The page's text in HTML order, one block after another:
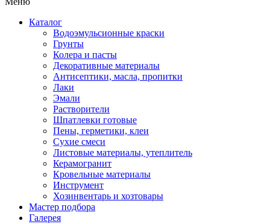
Каталог
Водоэмульсионные краски
Грунты
Колера и пасты
Декоративные материалы
Антисептики, масла, пропитки
Лаки
Эмали
Растворители
Шпатлевки готовые
Пены, герметики, клеи
Сухие смеси
Листовые материалы, утеплитель
Керамогранит
Кровельные материалы
Инструмент
Хозинвентарь и хозтовары
Мастер подбора
Галерея